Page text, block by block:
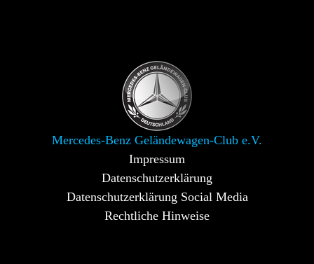
Mercedes-Benz Geländewagen-Club e.V.
Impressum
Datenschutzerklärung
Datenschutzerklärung Social Media
Rechtliche Hinweise